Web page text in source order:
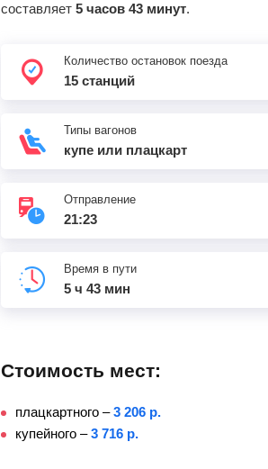
составляет 5 часов 43 минут.
Количество остановок поезда
15 станций
Типы вагонов
купе или плацкарт
Отправление
21:23
Время в пути
5 ч 43 мин
Стоимость мест:
плацкартного –3 206 р.
купейного –3 716 р.